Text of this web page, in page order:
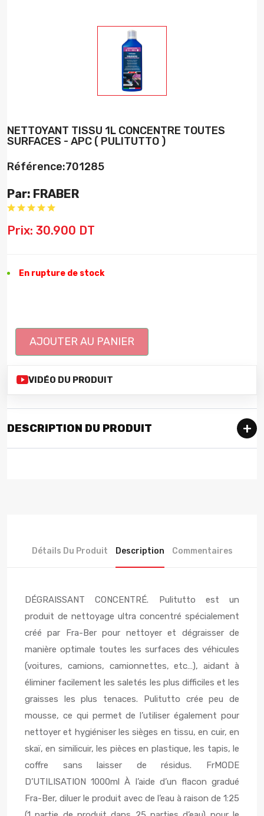
NETTOYANT TISSU 1L CONCENTRE TOUTES
SURFACES - APC ( PULITUTTO )
Référence:701285
Par: FRABER
Prix: 30.900 DT
En rupture de stock
AJOUTER AU PANIER
VIDÉO DU PRODUIT
DESCRIPTION DU PRODUIT
Détails Du Produit Description Commentaires
DÉGRAISSANT CONCENTRÉ. Pulitutto est un
produit de nettoyage ultra concentré spécialement
créé par Fra-Ber pour nettoyer et dégraisser de
manière optimale toutes les surfaces des véhicules
(voitures, camions, camionnettes, etc…), aidant à
éliminer facilement les saletés les plus difficiles et les
graisses les plus tenaces. Pulitutto crée peu de
mousse, ce qui permet de l’utiliser également pour
nettoyer et hygiéniser les sièges en tissu, en cuir, en
skaï, en similicuir, les pièces en plastique, les tapis, le
coffre sans laisser de résidus. FrMODE
D’UTILISATION 1000ml À l’aide d’un flacon gradué
Fra-Ber, diluer le produit avec de l’eau à raison de 1:25